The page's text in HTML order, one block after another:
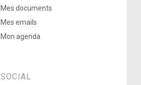
Mes documents
Mes emails
Mon agenda
SOCIAL